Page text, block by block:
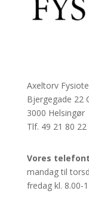
Axeltorv
Bjergegade 22
3000 Helsingør
Tlf. 49 21 80 22
Vores
mandag til
fredag kl. 8.00-